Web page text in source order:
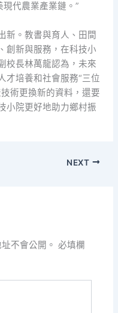
代農業產業鏈。”
新。教書與育人、田間
創新與服務，在科技小
校長林萬龍認為，未來
才培養和社會服務“三位
術更換新的資料，還要
小院更好地助力鄉村振
NEXT
不會公開。 必填欄